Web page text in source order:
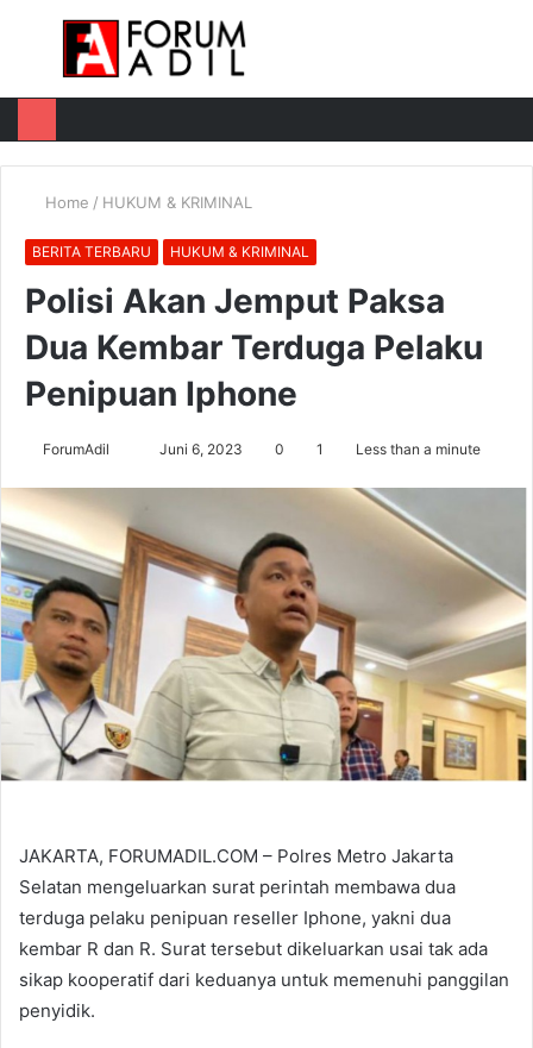
Menu
Home / HUKUM & KRIMINAL
BERITA TERBARU HUKUM & KRIMINAL
Polisi Akan Jemput Paksa
Dua Kembar Terduga Pelaku
Penipuan Iphone
ForumAdil Juni 6, 2023 0 1 Less than a minute
JAKARTA, FORUMADIL.COM – Polres Metro Jakarta
Selatan mengeluarkan surat perintah membawa dua
terduga pelaku penipuan reseller Iphone, yakni dua
kembar R dan R. Surat tersebut dikeluarkan usai tak ada
sikap kooperatif dari keduanya untuk memenuhi panggilan
penyidik.